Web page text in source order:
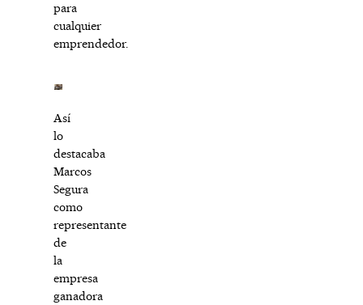
para
cualquier
emprendedor.
Así
lo
destacaba
Marcos
Segura
como
representante
de
la
empresa
ganadora